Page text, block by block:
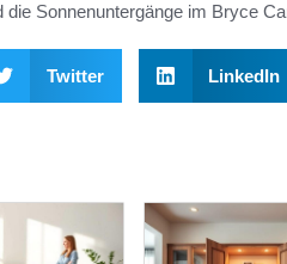
Sonnenuntergänge im Bryce
Twitter LinkedIn